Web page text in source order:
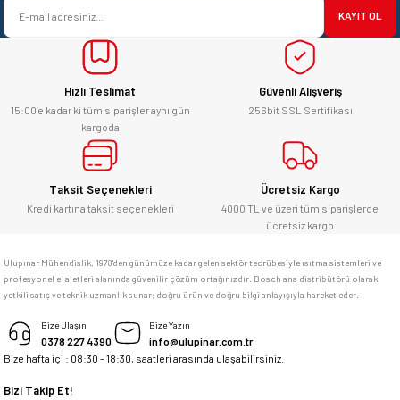
Ürün fiyatı diğer sitelerden daha pahalı.
Bu ürüne benzer farklı alternatifler olmalı.
başarılı. hayırlı işler. teşekkürler.
yücel çağatay uzun | 12/06/2026
Kesinlikle orjinal ürün, güvenerek
alabilirsiniz.
E... Ü... | 10/06/2026
Bosch marka alet alacaksam kesinlikle
adresim Ulupınar.com.tr
memnun kaldım
Deneyimini Paylaş
KAYIT OL
Hızlı Teslimat
15:00’e kadar ki tüm siparişler aynı gün
kargoda
Güvenli Alışveriş
256bit SSL Sertifikası
Taksit Seçenekleri
Kredi kartına taksit seçenekleri
Ücretsiz Kargo
4000 TL ve üzeri tüm siparişlerde
ücretsiz kargo
Ulupınar Mühendislik, 1978'den günümüze kadar gelen sektör tecrübesiyle ısıtma sistemleri ve
profesyonel el aletleri alanında güvenilir çözüm ortağınızdır. Bosch ana distribütörü olarak
yetkili satış ve teknik uzmanlık sunar; doğru ürün ve doğru bilgi anlayışıyla hareket eder.
Bize Ulaşın
0378 227 4390
Bize Yazın
info@ulupinar.com.tr
Bize hafta içi : 08:30 - 18:30, saatleri arasında ulaşabilirsiniz.
Bizi Takip Et!